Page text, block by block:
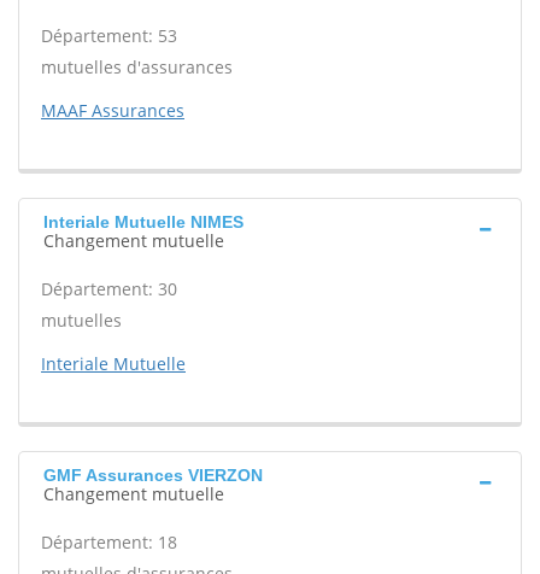
Département: 53
mutuelles d'assurances
MAAF Assurances
Interiale Mutuelle NIMES
Changement mutuelle
Département: 30
mutuelles
Interiale Mutuelle
GMF Assurances VIERZON
Changement mutuelle
Département: 18